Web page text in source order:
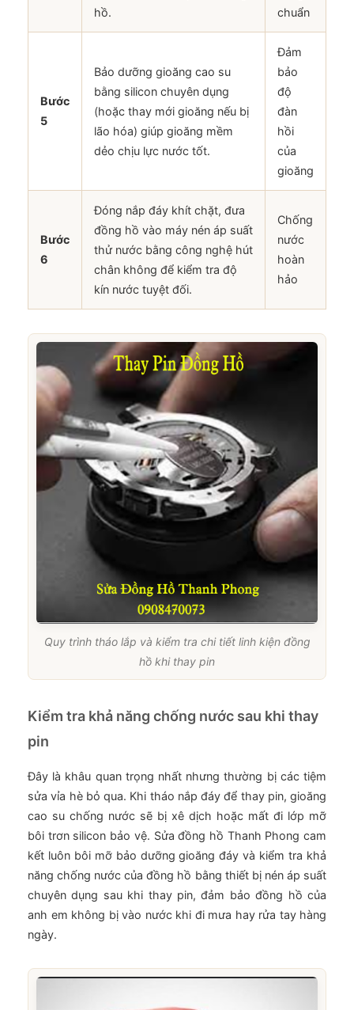
hồ.
chuẩn
Bước
5
Bảo dưỡng gioăng cao su
bằng silicon chuyên dụng
(hoặc thay mới gioăng nếu bị
lão hóa) giúp gioăng mềm
dẻo chịu lực nước tốt.
Đảm
bảo
độ
đàn
hồi
của
gioăng
Bước
6
Đóng nắp đáy khít chặt, đưa
đồng hồ vào máy nén áp suất
thử nước bằng công nghệ hút
chân không để kiểm tra độ
kín nước tuyệt đối.
Chống
nước
hoàn
hảo
Quy trình tháo lắp và kiểm tra chi tiết linh kiện đồng
hồ khi thay pin
Kiểm tra khả năng chống nước sau khi thay
pin
Đây là khâu quan trọng nhất nhưng thường bị các tiệm
sửa vỉa hè bỏ qua. Khi tháo nắp đáy để thay pin, gioăng
cao su chống nước sẽ bị xê dịch hoặc mất đi lớp mỡ
bôi trơn silicon bảo vệ. Sửa đồng hồ Thanh Phong cam
kết luôn bôi mỡ bảo dưỡng gioăng đáy và kiểm tra khả
năng chống nước của đồng hồ bằng thiết bị nén áp suất
chuyên dụng sau khi thay pin, đảm bảo đồng hồ của
anh em không bị vào nước khi đi mưa hay rửa tay hàng
ngày.